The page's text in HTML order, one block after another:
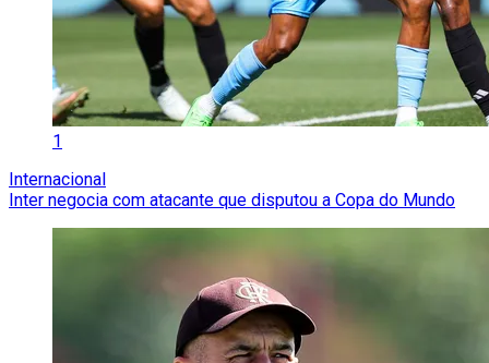
1
Internacional
Inter negocia com atacante que disputou a Copa do Mundo